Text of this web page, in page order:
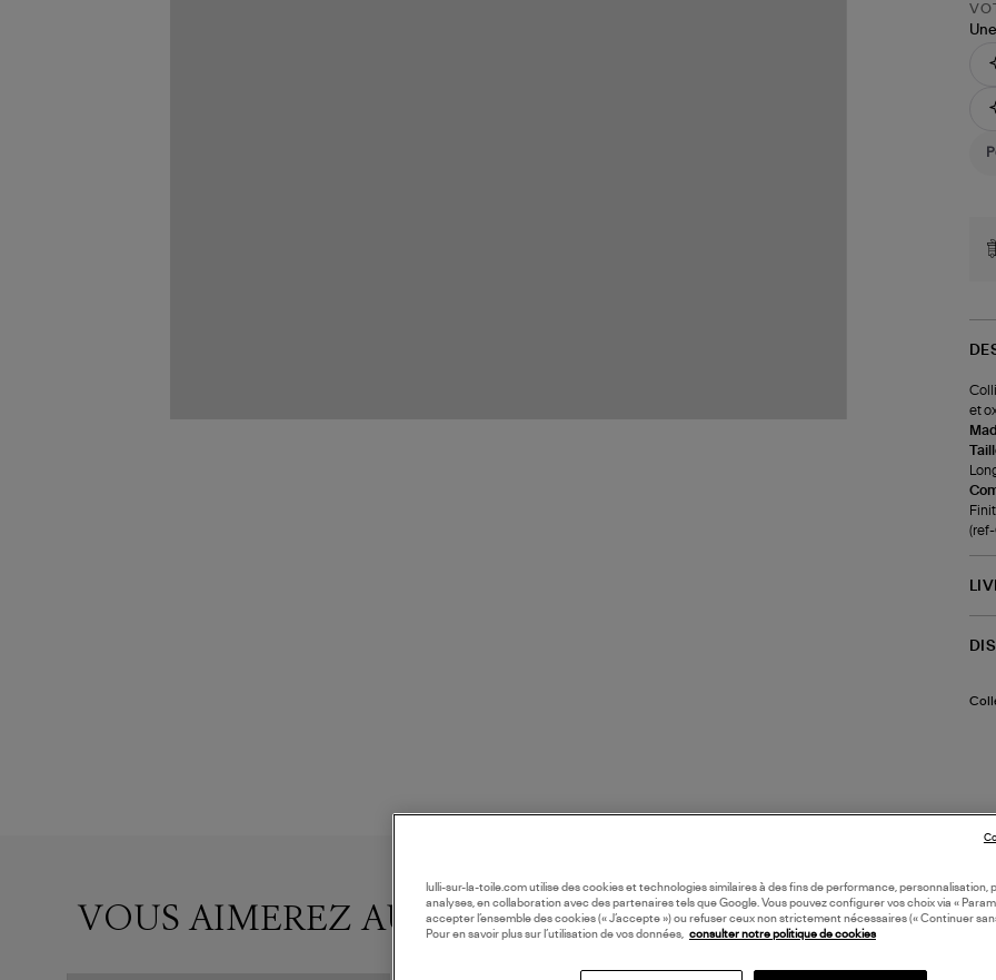
et
(ref-
VOUS AIMEREZ AUSSI
lulli-sur-la-toile.com utilise des cookies et technologies similaires à des fins de performance, personnalisation,
analyses, en collaboration avec des partenaires tels que Google. Vous pouvez configurer vos choix via «
accepter l’ensemble des cookies (« J’accepte ») ou refuser ceux non strictement nécessaires (« Continuer
Pour en savoir plus sur l’utilisation de vos données,
consulter notre politique de cookies